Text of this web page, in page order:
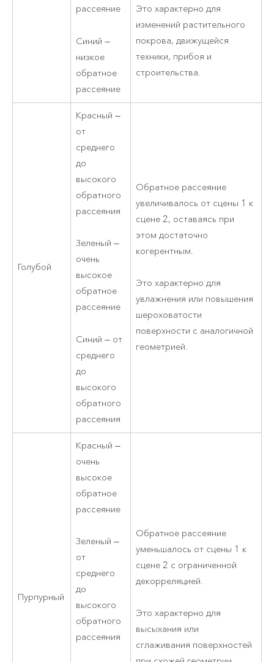
рассеяние
Синий —
низкое
обратное
рассеяние
Это характерно для
изменений растительного
покрова, движущейся
техники, прибоя и
строительства.
Голубой
Красный —
от
среднего
до
высокого
обратного
рассеяния
Зеленый —
очень
высокое
обратное
рассеяние
Синий — от
среднего
до
высокого
обратного
рассеяния
Обратное рассеяние
увеличивалось от сцены 1 к
сцене 2, оставаясь при
этом достаточно
когерентным.
Это характерно для
увлажнения или повышения
шероховатости
поверхности с аналогичной
геометрией.
Пурпурный
Красный —
очень
высокое
обратное
рассеяние
Зеленый —
от
среднего
до
высокого
обратного
рассеяния
Обратное рассеяние
уменьшалось от сцены 1 к
сцене 2 с ограниченной
декорреляцией.
Это характерно для
высыхания или
сглаживания поверхностей